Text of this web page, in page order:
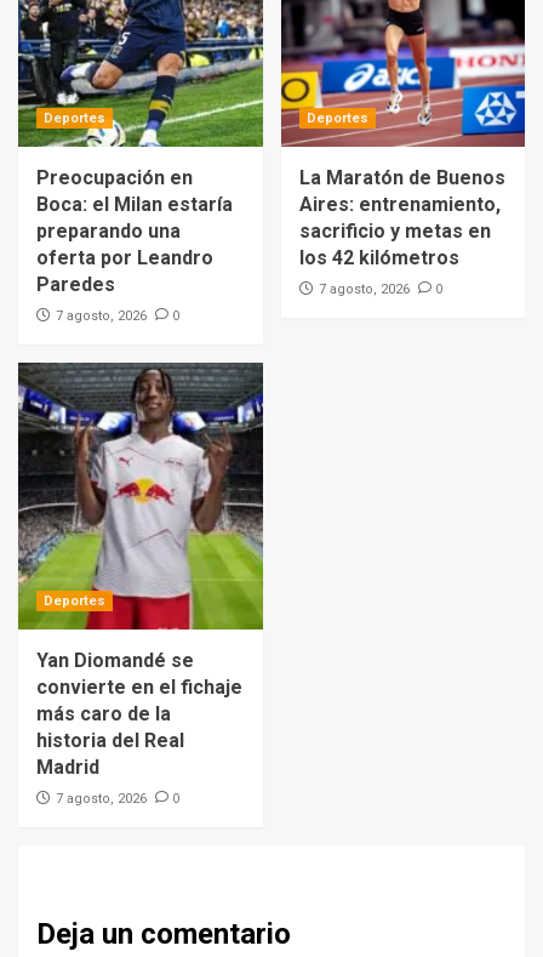
Deportes
Preocupación en
Boca: el Milan estaría
preparando una
oferta por Leandro
Paredes
7 agosto, 2026 0
Deportes
La Maratón de Buenos
Aires: entrenamiento,
sacrificio y metas en
los 42 kilómetros
7 agosto, 2026 0
Deportes
Yan Diomandé se
convierte en el fichaje
más caro de la
historia del Real
Madrid
7 agosto, 2026 0
Deja un comentario